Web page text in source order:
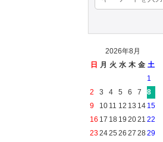
索:
2026年8月
日 月 火 水 木 金 土
1
2
3 4 5 6 7
8
9
10 11 12 13 14 15
16 17 18 19 2021 22
232425 26 27 2829